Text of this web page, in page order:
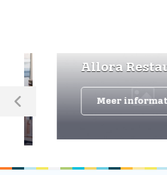
Allora Restaurant
Meer informatie